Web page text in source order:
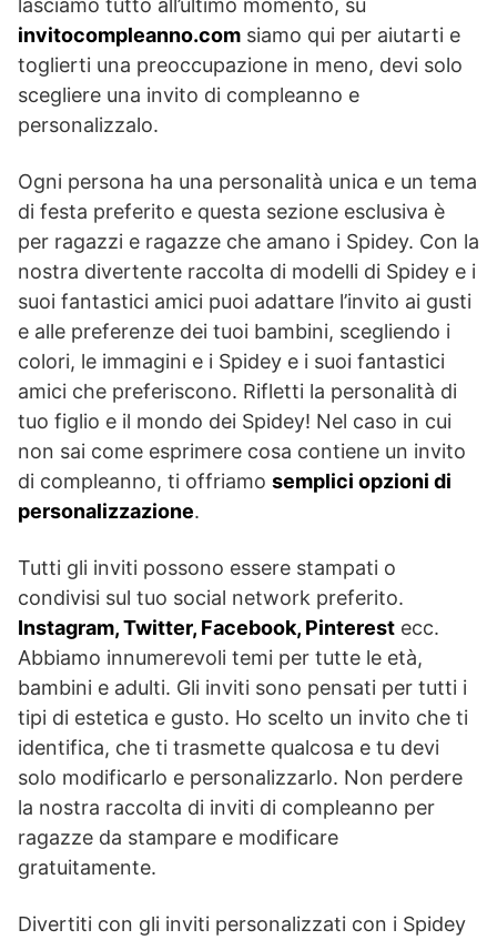
lasciamo tutto all’ultimo momento, su
invitocompleanno.com siamo qui per aiutarti e
toglierti una preoccupazione in meno, devi solo
scegliere una invito di compleanno e
personalizzalo.
Ogni persona ha una personalità unica e un tema
di festa preferito e questa sezione esclusiva è
per ragazzi e ragazze che amano i Spidey. Con la
nostra divertente raccolta di modelli di Spidey e i
suoi fantastici amici puoi adattare l’invito ai gusti
e alle preferenze dei tuoi bambini, scegliendo i
colori, le immagini e i Spidey e i suoi fantastici
amici che preferiscono. Rifletti la personalità di
tuo figlio e il mondo dei Spidey! Nel caso in cui
non sai come esprimere cosa contiene un invito
di compleanno, ti offriamo semplici opzioni di
personalizzazione.
Tutti gli inviti possono essere stampati o
condivisi sul tuo social network preferito.
Instagram, Twitter, Facebook, Pinterest ecc.
Abbiamo innumerevoli temi per tutte le età,
bambini e adulti. Gli inviti sono pensati per tutti i
tipi di estetica e gusto. Ho scelto un invito che ti
identifica, che ti trasmette qualcosa e tu devi
solo modificarlo e personalizzarlo. Non perdere
la nostra raccolta di inviti di compleanno per
ragazze da stampare e modificare
gratuitamente.
Divertiti con gli inviti personalizzati con i Spidey